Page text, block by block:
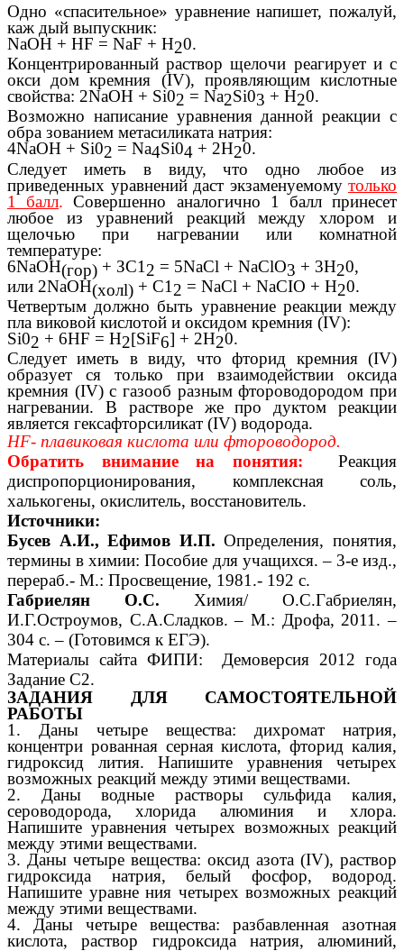
Одно «спасительное» уравнение напишет, пожалуй,
каж дый выпускник:
NaOH + HF = NaF + Н20.
Концентрированный раствор щелочи реагирует и с
окси дом кремния (IV), проявляющим кислотные
свойства: 2NaOH + Si02 = Na2Si03 + H20.
Возможно написание уравнения данной реакции с
обра зованием метасиликата натрия:
4NaOH + Si02 = Na4Si04 + 2H20.
Следует иметь в виду, что одно любое из
приведенных уравнений даст экзаменуемому только
1 балл. Совершенно аналогично 1 балл принесет
любое из уравнений реакций между хлором и
щелочью при нагревании или комнатной
температуре:
6NaOH(гop) + ЗС1 2 = 5NaCl + NaClO3 + 3H20,
или 2NaOH(xoлl) + С1 2 = NaCl + NaCIO + Н20.
Четвертым должно быть уравнение реакции между
пла виковой кислотой и оксидом кремния (IV):
Si02 + 6HF = H2[SiF6] + 2H20.
Следует иметь в виду, что фторид кремния (IV)
образует ся только при взаимодействии оксида
кремния (IV) с газооб разным фтороводородом при
нагревании. В растворе же про дуктом реакции
является гексафторсиликат (IV) водорода.
HF- плавиковая кислота или фтороводород.
Обратить внимание на понятия: Реакция
диспропорционирования, комплексная соль,
халькогены, окислитель, восстановитель.
Источники:
Бусев А.И., Ефимов И.П. Определения, понятия,
термины в химии: Пособие для учащихся. – 3-е изд.,
перераб.- М.: Просвещение, 1981.- 192 с.
Габриелян О.С. Химия/ О.С.Габриелян,
И.Г.Остроумов, С.А.Сладков. – М.: Дрофа, 2011. –
304 с. – (Готовимся к ЕГЭ).
Материалы сайта ФИПИ: Демоверсия 2012 года
Задание С2.
ЗАДАНИЯ ДЛЯ САМОСТОЯТЕЛЬНОЙ
РАБОТЫ
1. Даны четыре вещества: дихромат натрия,
концентри рованная серная кислота, фторид калия,
гидроксид лития. Напишите уравнения четырех
возможных реакций между этими веществами.
2. Даны водные растворы сульфида калия,
сероводорода, хлорида алюминия и хлора.
Напишите уравнения четырех возможных реакций
между этими веществами.
3. Даны четыре вещества: оксид азота (IV), раствор
гидроксида натрия, белый фосфор, водород.
Напишите уравне ния четырех возможных реакций
между этими веществами.
4. Даны четыре вещества: разбавленная азотная
кислота, раствор гидроксида натрия, алюминий,